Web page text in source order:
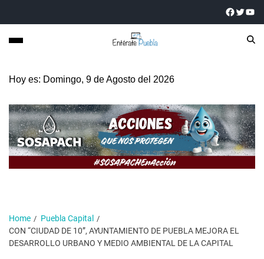
Hoy es: Domingo, 9 de Agosto del 2026
Home
Puebla Capital
CON “CIUDAD DE 10”, AYUNTAMIENTO DE PUEBLA MEJORA EL
DESARROLLO URBANO Y MEDIO AMBIENTAL DE LA CAPITAL